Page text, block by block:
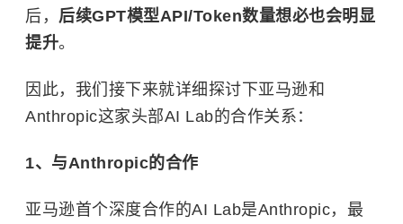
后， 后续GPT模型API/Token数量想必也会明显
提升。
因此，我们接下来就详细探讨下亚马逊和
Anthropic这家头部AI Lab的合作关系：
1、与Anthropic的合作
亚马逊首个深度合作的AI Lab是Anthropic，最